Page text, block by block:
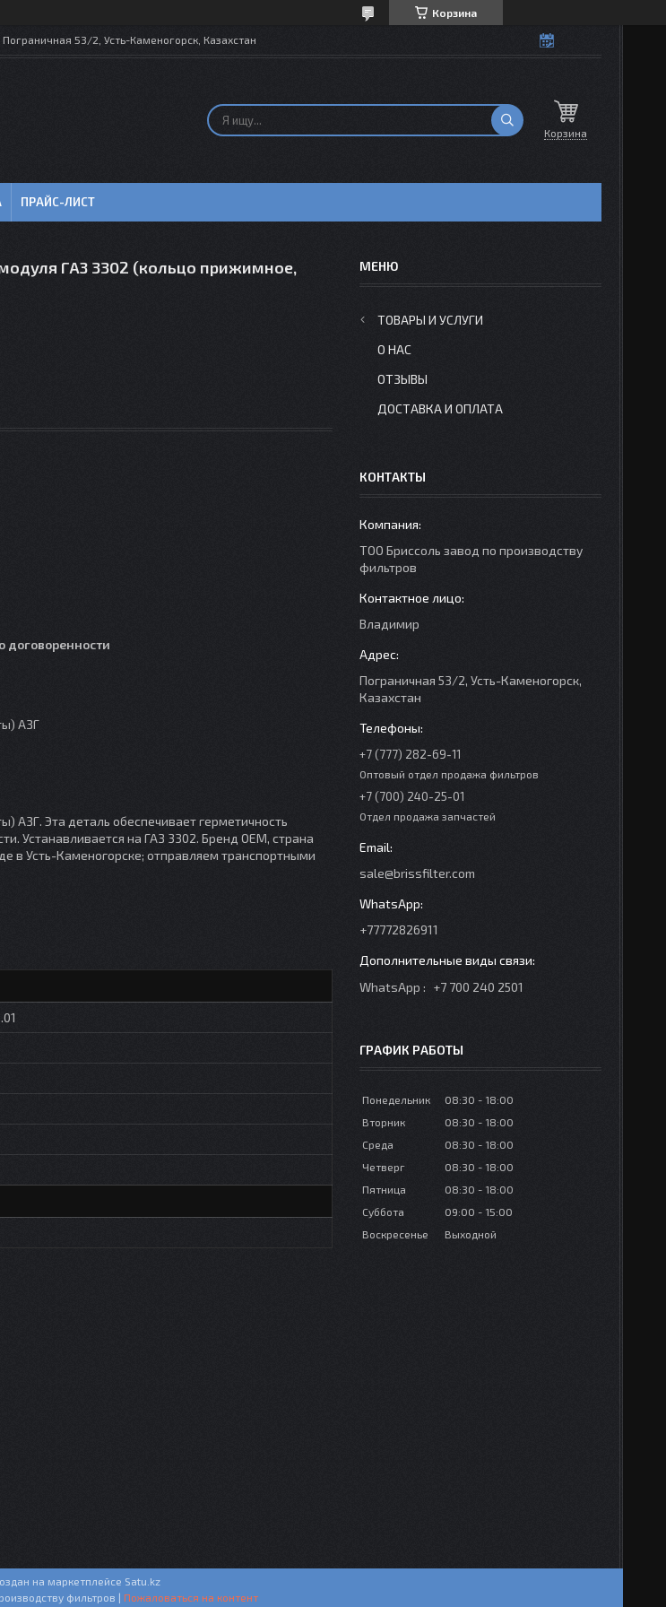
Корзина
Пограничная 53/2, Усть-Каменогорск, Казахстан
Корзина
ПРАЙС-ЛИСТ
ГАЗ 3302 (кольцо прижимное,
договоренности
АЗГ
АЗГ. Эта деталь обеспечивает герметичность
Устанавливается на ГАЗ 3302. Бренд OEM, страна
в Усть-Каменогорске; отправляем транспортными
ТОВАРЫ И УСЛУГИ
О НАС
ОТЗЫВЫ
ДОСТАВКА И ОПЛАТА
КОНТАКТЫ
ТОО Бриссоль завод по производству
фильтров
Владимир
Пограничная 53/2, Усть-Каменогорск,
Казахстан
+7 (777) 282-69-11
Оптовый отдел продажа фильтров
+7 (700) 240-25-01
Отдел продажа запчастей
sale@brissfilter.com
+77772826911
WhatsApp +7 700 240 2501
ГРАФИК РАБОТЫ
Понедельник 08:30
18:00
Вторник
08:30
18:00
Среда
08:30
18:00
Четверг
08:30
18:00
Пятница
08:30
18:00
Суббота
09:00
15:00
Воскресенье
Выходной
на маркетплейсе Satu.kz
ТОО Бриссоль завод по производству фильтров | Пожаловаться на контент